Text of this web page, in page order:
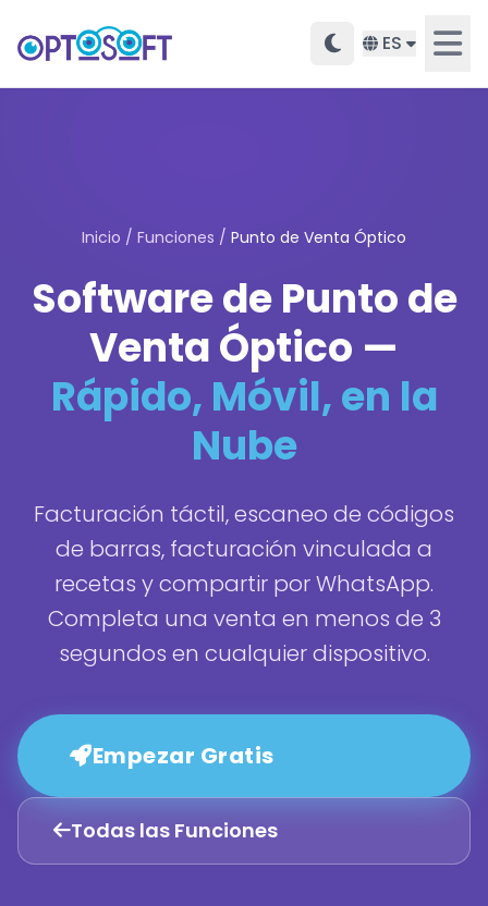
ES
Inicio / Funciones / Punto de Venta Óptico
Software de Punto de
Venta Óptico —
Rápido, Móvil, en la
Nube
Facturación táctil, escaneo de códigos
de barras, facturación vinculada a
recetas y compartir por WhatsApp.
Completa una venta en menos de 3
segundos en cualquier dispositivo.
Empezar Gratis
Todas las Funciones